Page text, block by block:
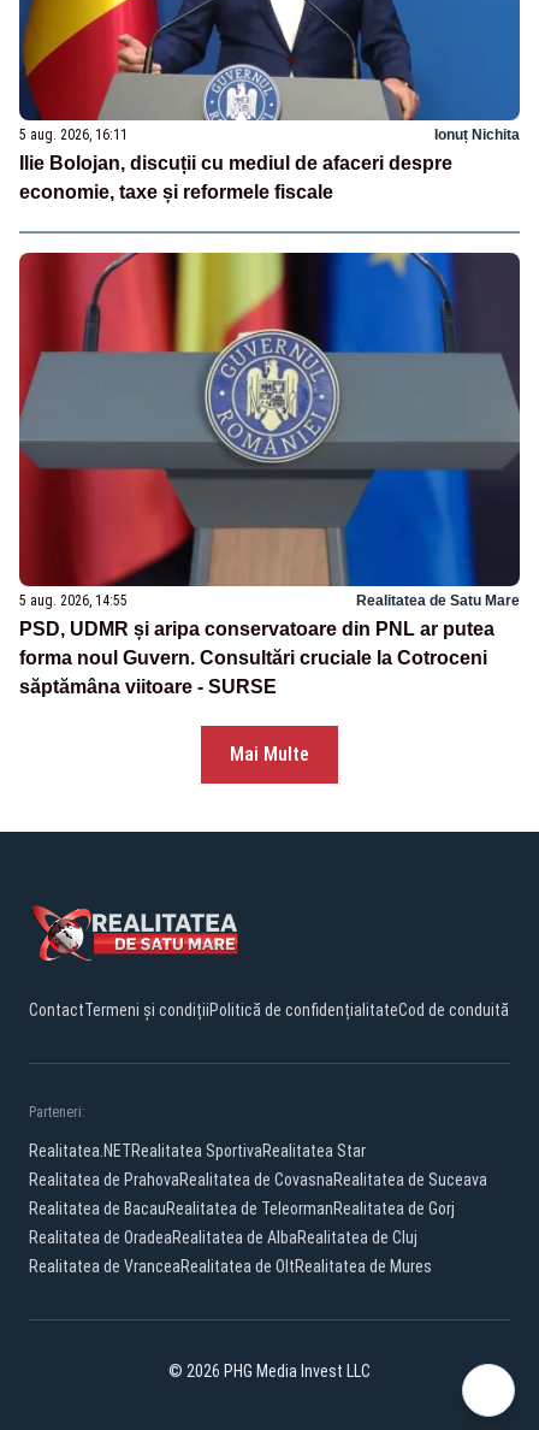
5 aug. 2026, 16:11 Ionuț Nichita
Ilie Bolojan, discuții cu mediul de afaceri despre
economie, taxe și reformele fiscale
5 aug. 2026, 14:55 Realitatea de Satu Mare
PSD, UDMR și aripa conservatoare din PNL ar putea
forma noul Guvern. Consultări cruciale la Cotroceni
săptămâna viitoare - SURSE
Mai Multe
ContactTermeni și condițiiPolitică de confidențialitateCod de conduită
Parteneri:
Realitatea.NETRealitatea SportivaRealitatea Star
Realitatea de PrahovaRealitatea de CovasnaRealitatea de Suceava
Realitatea de BacauRealitatea de TeleormanRealitatea de Gorj
Realitatea de OradeaRealitatea de AlbaRealitatea de Cluj
Realitatea de VranceaRealitatea de OltRealitatea de Mures
© 2026 PHG Media Invest LLC